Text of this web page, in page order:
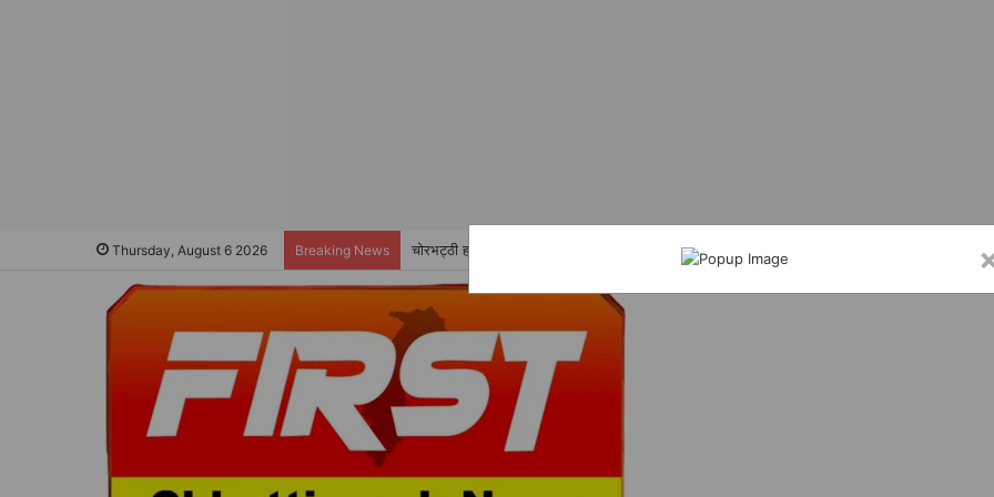
Thursday, August 6 2026 Breaking News चोरभट्ठी हाई स्कूल में कक्षा 9वीं की छात्राओं को बांटी गई नि:शुल्क साइकिल